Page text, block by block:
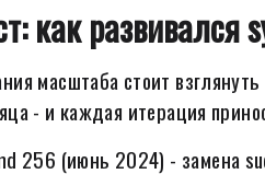
как
масштаба стоит
- и каждая итерация
256 (июнь 2024) - замена